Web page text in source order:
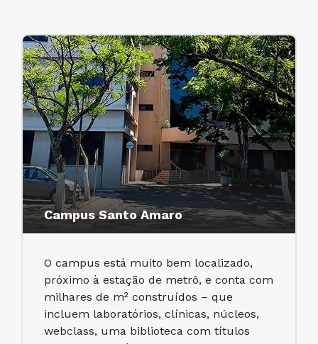
Campus Santo Amaro
O campus está muito bem localizado,
próximo à estação de metrô, e conta com
milhares de m² construídos – que
incluem laboratórios, clínicas, núcleos,
webclass, uma biblioteca com títulos